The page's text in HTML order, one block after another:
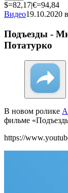
$=82,17|€=94,84
Видео19.10.2020
Подъезды -
Потатурко
В новом ролике
фильме
https://